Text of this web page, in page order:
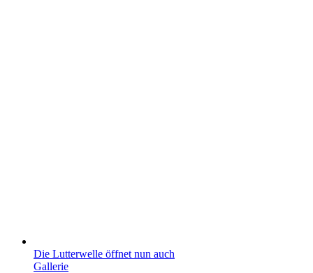
Die Lutterwelle öffnet nun auch
Gallerie